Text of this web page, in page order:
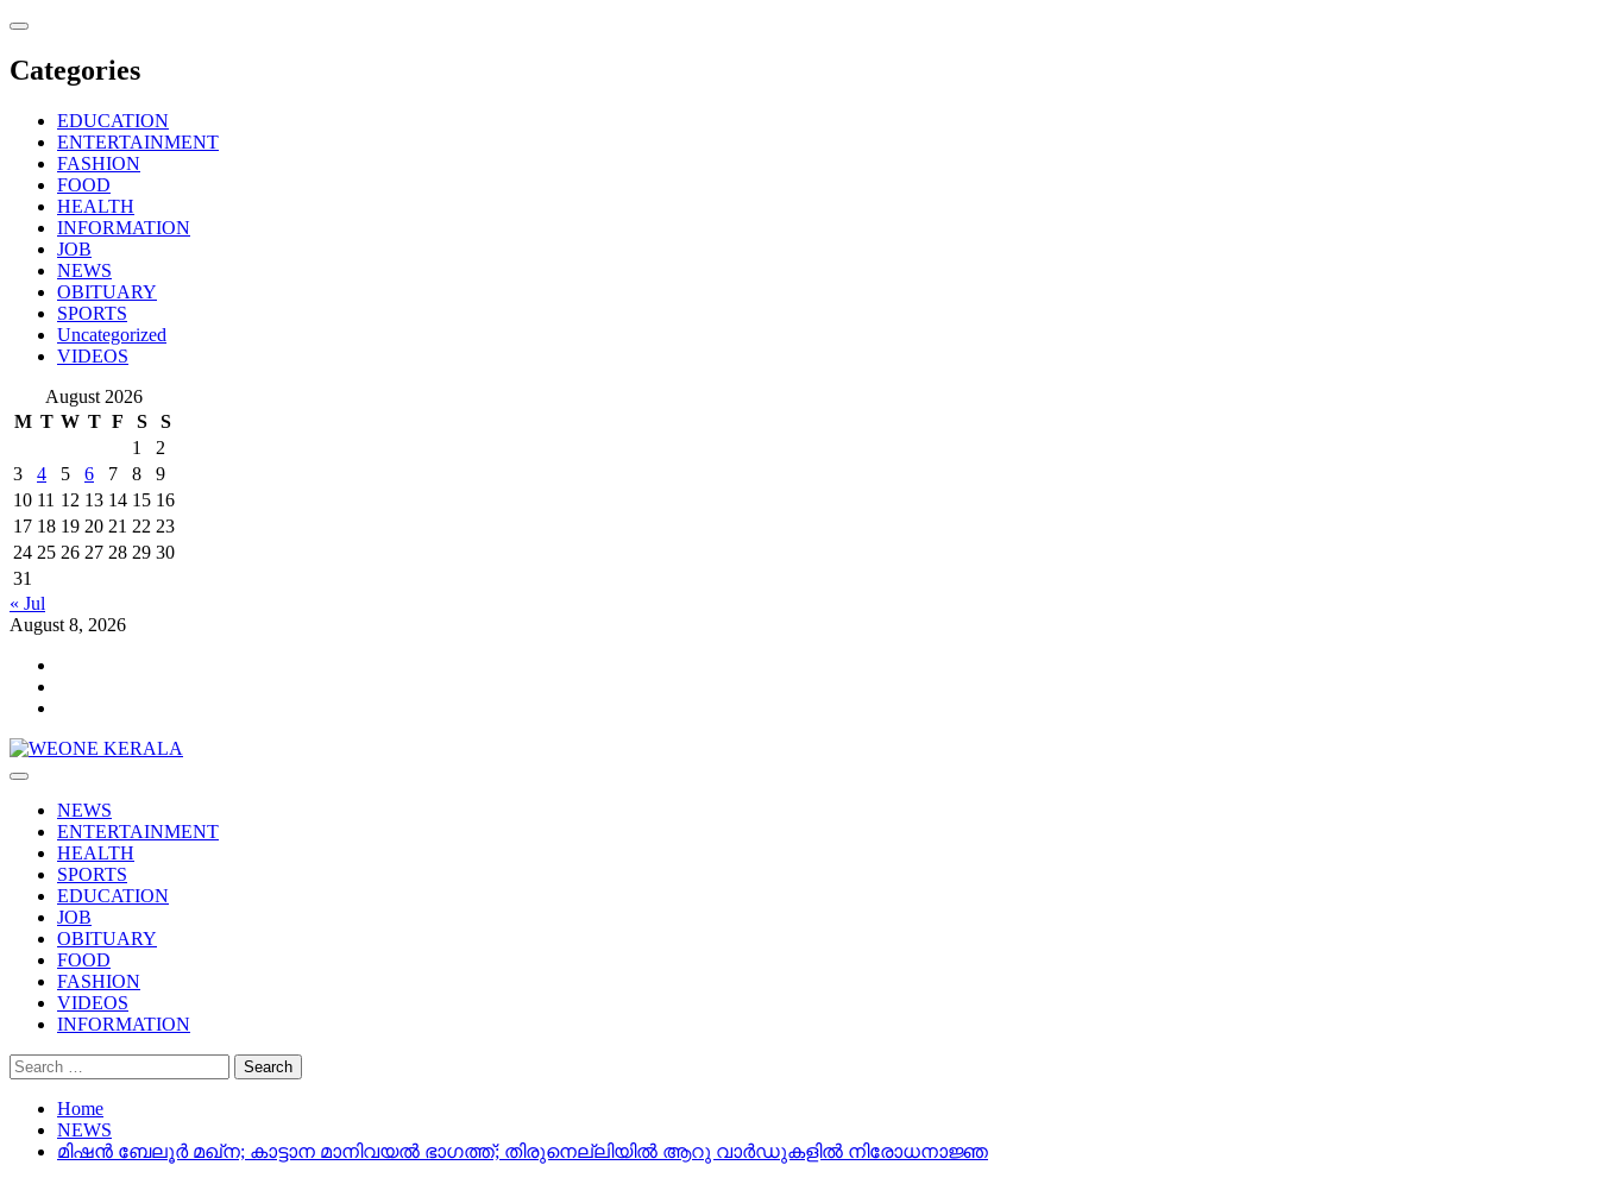
Skip
content
Categories
EDUCATION
ENTERTAINMENT
FASHION
FOOD
HEALTH
INFORMATION
JOB
NEWS
OBITUARY
SPORTS
Uncategorized
VIDEOS
August 2026
M T W T F S
S
1
2
3
4 5 6 7 8
9
10 11 12 13 14 15 16
17 18 19 20 21 22 23
24 25 26 27 28 29 30
31
« Jul
August 8, 2026
Primary
NEWS
ENTERTAINMENT
HEALTH
SPORTS
EDUCATION
JOB
OBITUARY
FOOD
FASHION
VIDEOS
INFORMATION
Search
for:
Home
NEWS
മിഷന്‍ ബേലൂര്‍ മഖ്‌ന; കാട്ടാന മാനിവയല്‍ ഭാഗത്ത്; തിരുനെല്ലിയില്‍ ആറു വാര്‍ഡുകളില്‍ നിരോധനാജ്ഞ